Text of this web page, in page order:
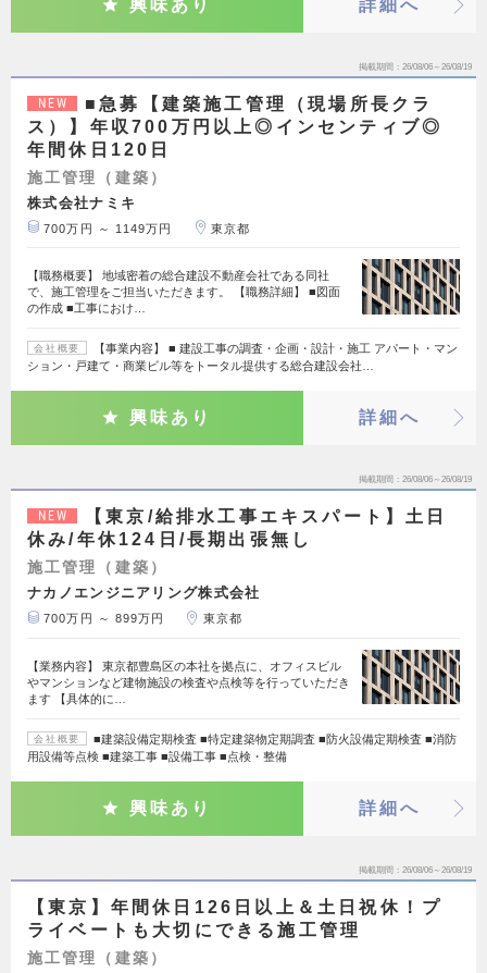
興味あり 詳細へ
掲載期間 26/08/06～26/08/19
NEW
■急募【建築施工管理（現場所長クラ
ス）】年収700万円以上◎インセンティブ◎
年間休日120日
施工管理（建築）
株式会社ナミキ
700万円 ～ 1149万円 東京都
【職務概要】 地域密着の総合建設不動産会社である同社
で、施工管理をご担当いただきます。 【職務詳細】 ■図面
の作成 ■工事におけ…
会社概要
【事業内容】 ■ 建設工事の調査・企画・設計・施工 アパート・マン
ション・戸建て・商業ビル等をトータル提供する総合建設会社…
興味あり 詳細へ
掲載期間 26/08/06～26/08/19
NEW
【東京/給排水工事エキスパート】土日
休み/年休124日/長期出張無し
施工管理（建築）
ナカノエンジニアリング株式会社
700万円 ～ 899万円 東京都
【業務内容】 東京都豊島区の本社を拠点に、オフィスビル
やマンションなど建物施設の検査や点検等を行っていただき
ます 【具体的に…
会社概要
■建築設備定期検査 ■特定建築物定期調査 ■防火設備定期検査 ■消防
用設備等点検 ■建築工事 ■設備工事 ■点検・整備
興味あり 詳細へ
掲載期間 26/08/06～26/08/19
【東京】年間休日126日以上＆土日祝休！プ
ライベートも大切にできる施工管理
施工管理（建築）